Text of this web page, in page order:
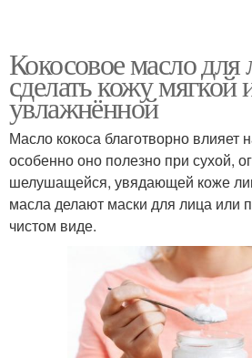
Кокосовое масло для
сделать кожу мягкой
увлажнённой
Масло кокоса благотворно влияет
особенно оно полезно при сухой,
шелушащейся, увядающей коже
масла делают маски для лица или
чистом виде.